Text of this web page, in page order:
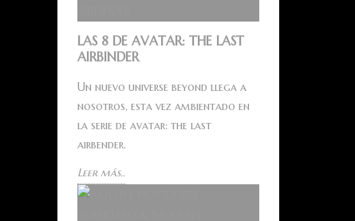
LAS 8 DE AVATAR: THE LAST
AIRBINDER
Un nuevo universe beyond llega a
nosotros, esta vez ambientado en
la serie de avatar: the last
airbender.
Leer más..